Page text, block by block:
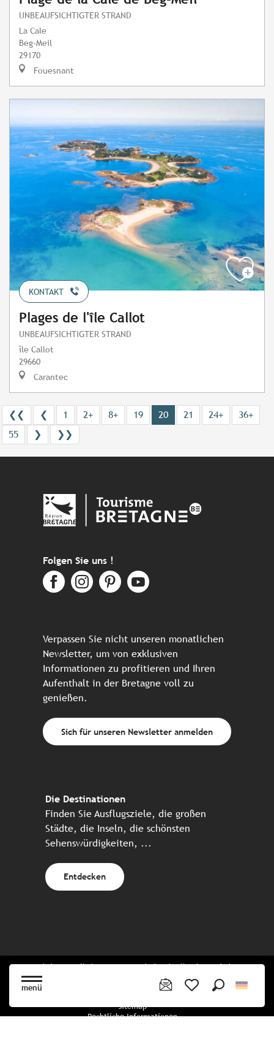
menü
UNBEAUFSICHTIGTER STRAND
La Cale
Beg-Meil
29170
Fouesnant
KONTAKT
Plages de l'île Callot
UNBEAUFSICHTIGTER STRAND
île Callot
29660
Carantec
❮❮ ❮ 1 2+ 8+ 19 20 21 24+
36+
55
❯ ❯❯
Folgen Sie uns !
Verpassen Sie nicht unseren monatlichen
Newsletter, um von exklusiven
Informationen zu profitieren und Ihren
Aufenthalt in der Bretagne voll zu
genießen.
Sich für unseren Newsletter anmelden
Die Destinationen
Finden Sie Ausflugsziele, die großen
Städte, die Inseln, die schönsten
Sehenswürdigkeiten, ...
Entdecken
Website erstellt in Zusammenarbeit mit allen bretonischen
Tourismuspartnern
Sitemap
Rechtliche Informationen